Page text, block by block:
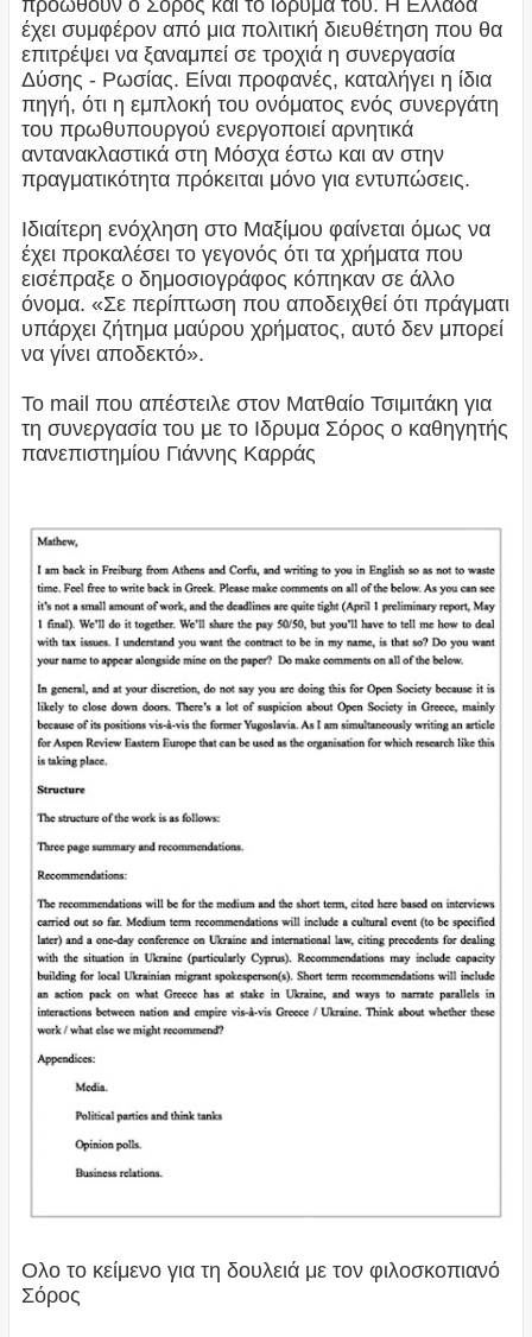
έχει συμφέρον από μια πολιτική διευθέτηση που θα
επιτρέψει να ξαναμπεί σε τροχιά η συνεργασία
Δύσης - Ρωσίας. Είναι προφανές, καταλήγει η ίδια
πηγή, ότι η εμπλοκή του ονόματος ενός συνεργάτη
του πρωθυπουργού ενεργοποιεί αρνητικά
αντανακλαστικά στη Μόσχα έστω και αν στην
πραγματικότητα πρόκειται μόνο για εντυπώσεις.
Ιδιαίτερη ενόχληση στο Μαξίμου φαίνεται όμως να
έχει προκαλέσει το γεγονός ότι τα χρήματα που
εισέπραξε ο δημοσιογράφος κόπηκαν σε άλλο
όνομα. «Σε περίπτωση που αποδειχθεί ότι πράγματι
υπάρχει ζήτημα μαύρου χρήματος, αυτό δεν μπορεί
να γίνει αποδεκτό».
To mail που απέστειλε στον Ματθαίο Τσιμιτάκη για
τη συνεργασία του με το Ιδρυμα Σόρος ο καθηγητής
πανεπιστημίου Γιάννης Καρράς
Ολο το κείμενο για τη δουλειά με τον φιλοσκοπιανό
Σόρος